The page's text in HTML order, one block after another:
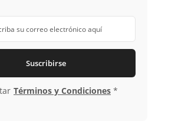
Suscribirse
Términos y Condiciones *